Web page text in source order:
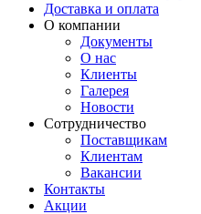
Доставка и оплата
О компании
Документы
О нас
Клиенты
Галерея
Новости
Сотрудничество
Поставщикам
Клиентам
Вакансии
Контакты
Акции